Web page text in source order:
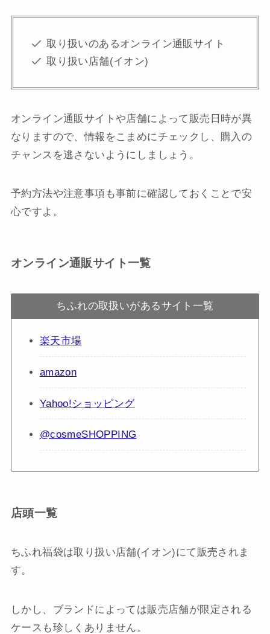
取り扱いのあるオンライン通販サイト
取り扱い店舗(イオン)
オンライン通販サイトや店舗によって販売日時が異
なりますので、情報をこまめにチェックし、購入の
チャンスを逃さないようにしましょう。
予約方法や注意事項も事前に確認しておくことで安
心ですよ。
オンライン通販サイト一覧
ちふれの取扱いがあるサイト一覧
楽天市場
amazon
Yahoo!ショッピング
@cosmeSHOPPING
店頭一覧
ちふれ福袋は取り扱い店舗(イオン)にて販売されま
す。
しかし、ブランドによっては販売店舗が限定される
ケースも珍しくありません。